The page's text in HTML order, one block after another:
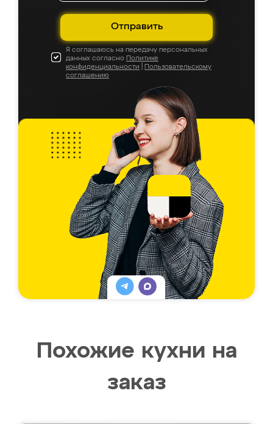
Отправить
Я соглашаюсь на передачу персональных
данных согласно Политике
конфиденциальности
Пользовательскому
соглашению
Похожие кухни на
заказ